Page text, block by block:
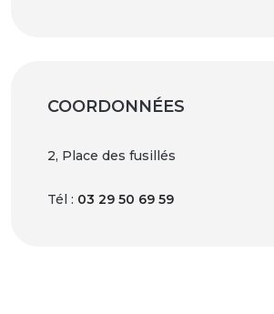
COORDONNÉES
2, Place des fusillés
Tél : 03 29 50 69 59